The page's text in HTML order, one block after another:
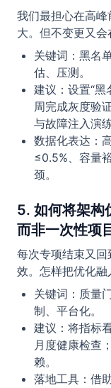
我们最担心在高
大。但不变更又
关键词：黑名
估、压测。
建议：设置“黑
周完成灰度验
与故障注入演练
数据化表达：
≤0.5%、容量
颈。
5. 如何将架构
而非一次性项
每次专项结束又
效。怎样把优化融
关键词：质量
制、平台化。
建议：将指标
月度健康检查
赖。
落地工具：借